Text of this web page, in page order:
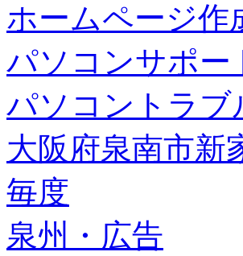
ホームページ作
パソコンサポー
パソコントラブ
大阪府泉南市新
毎度
泉州・広告